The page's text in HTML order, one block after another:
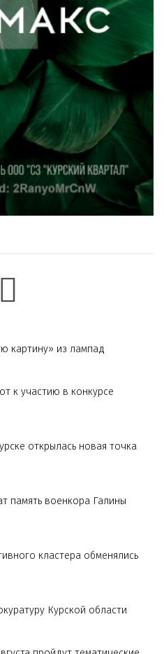
картину» из лампад
к участию в конкурсе
открылась новая точка
память военкора Галины
кластера обменялись
Курской области